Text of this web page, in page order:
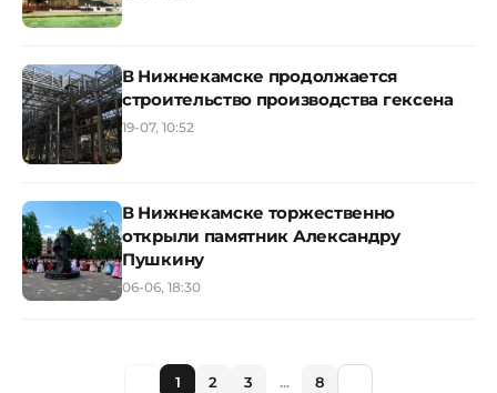
В Нижнекамске продолжается
строительство производства гексена
19-07, 10:52
В Нижнекамске торжественно
открыли памятник Александру
Пушкину
06-06, 18:30
1 2 3 ... 8